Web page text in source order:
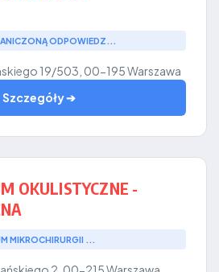
ODPOWIEDZ...
19/503, 00-195 Warszawa
Szczegóły ➔
OKULISTYCZNE -
MIKROCHIRURGII ...